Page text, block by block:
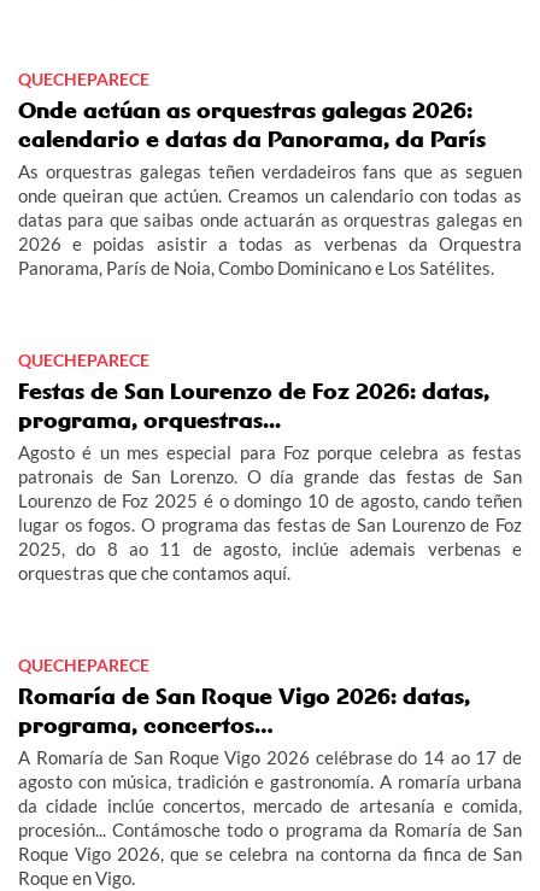
QUECHEPARECE
Onde actúan as orquestras galegas 2026:
calendario e datas da Panorama, da París
As orquestras galegas teñen verdadeiros fans que as seguen
onde queiran que actúen. Creamos un calendario con todas as
datas para que saibas onde actuarán as orquestras galegas en
2026 e poidas asistir a todas as verbenas da Orquestra
Panorama, París de Noia, Combo Dominicano e Los Satélites.
QUECHEPARECE
Festas de San Lourenzo de Foz 2026: datas,
programa, orquestras...
Agosto é un mes especial para Foz porque celebra as festas
patronais de San Lorenzo. O día grande das festas de San
Lourenzo de Foz 2025 é o domingo 10 de agosto, cando teñen
lugar os fogos. O programa das festas de San Lourenzo de Foz
2025, do 8 ao 11 de agosto, inclúe ademais verbenas e
orquestras que che contamos aquí.
QUECHEPARECE
Romaría de San Roque Vigo 2026: datas,
programa, concertos…
A Romaría de San Roque Vigo 2026 celébrase do 14 ao 17 de
agosto con música, tradición e gastronomía. A romaría urbana
da cidade inclúe concertos, mercado de artesanía e comida,
procesión... Contámosche todo o programa da Romaría de San
Roque Vigo 2026, que se celebra na contorna da finca de San
Roque en Vigo.